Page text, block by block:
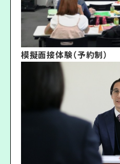
模擬面接体験（予約制）